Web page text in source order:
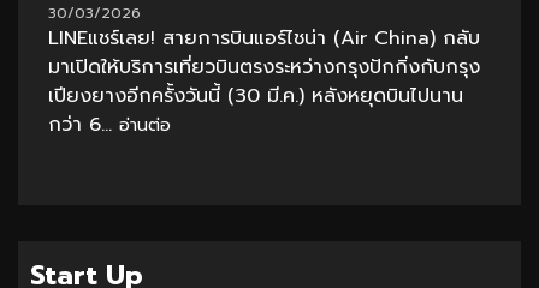
30/03/2026
LINEแชร์เลย! สายการบินแอร์ไชน่า (Air China) กลับ
มาเปิดให้บริการเที่ยวบินตรงระหว่างกรุงปักกิ่งกับกรุง
เปียงยางอีกครั้งวันนี้ (30 มี.ค.) หลังหยุดบินไปนาน
กว่า 6... อ่านต่อ
Start Up